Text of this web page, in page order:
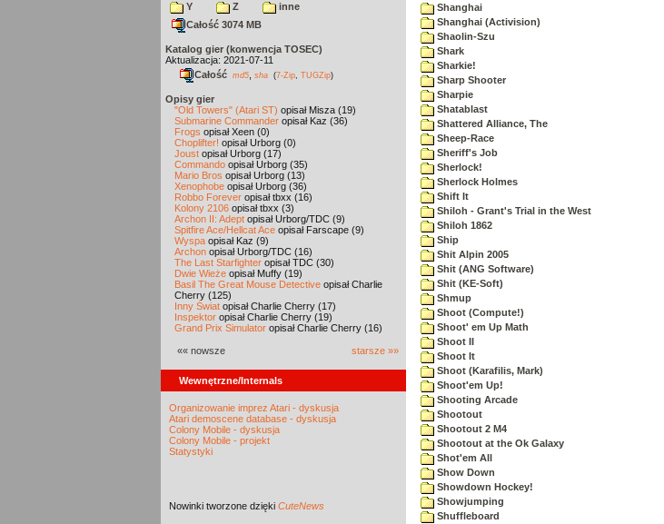
Y
Z
inne
Całość 3074 MB
Katalog gier (konwencja TOSEC)
Aktualizacja: 2021-07-11
Całość md5 sha (7-Zip TUGZip)
Opisy gier
"Old Towers" (Atari ST) opisał Misza (19)
Submarine Commander opisał Kaz (36)
Frogs opisał Xeen (0)
Choplifter! opisał Urborg (0)
Joust opisał Urborg (17)
Commando opisał Urborg (35)
Mario Bros opisał Urborg (13)
Xenophobe opisał Urborg (36)
Robbo Forever opisał tbxx (16)
Kolony 2106 opisał tbxx (3)
Archon II: Adept opisał Urborg/TDC (9)
Spitfire Ace/Hellcat Ace opisał Farscape (9)
Wyspa opisał Kaz (9)
Archon opisał Urborg/TDC (16)
The Last Starfighter opisał TDC (30)
Dwie Wieże opisał Muffy (19)
Basil The Great Mouse Detective opisał Charlie
Cherry (125)
Inny Świat opisał Charlie Cherry (17)
Inspektor opisał Charlie Cherry (19)
Grand Prix Simulator opisał Charlie Cherry (16)
«« nowsze starsze »»
Wewnętrzne/Internals
Organizowanie imprez Atari - dyskusja
Atari demoscene database - dyskusja
Colony Mobile - dyskusja
Colony Mobile - projekt
Statystyki
Nowinki tworzone dzięki CuteNews
Shanghai
Shanghai (Activision)
Shaolin-Szu
Shark
Sharkie!
Sharp Shooter
Sharpie
Shatablast
Shattered Alliance, The
Sheep-Race
Sheriff's Job
Sherlock!
Sherlock Holmes
Shift It
Shiloh - Grant's Trial in the West
Shiloh 1862
Ship
Shit Alpin 2005
Shit (ANG Software)
Shit (KE-Soft)
Shmup
Shoot (Compute!)
Shoot' em Up Math
Shoot II
Shoot It
Shoot (Karafilis, Mark)
Shoot'em Up!
Shooting Arcade
Shootout
Shootout 2 M4
Shootout at the Ok Galaxy
Shot'em All
Show Down
Showdown Hockey!
Showjumping
Shuffleboard